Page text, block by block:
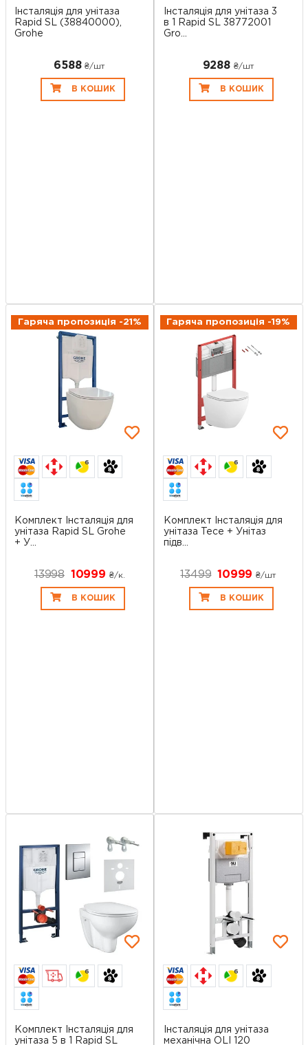
Інсталяція для унітаза
Rapid SL (38840000),
Grohe
6588 ₴/шт
В КОШИК
Інсталяція для унітаза 3
в 1 Rapid SL 38772001
Gro...
9288 ₴/шт
В КОШИК
Гаряча пропозиція -21%
6
Комплект Інсталяція для
унітаза Rapid SL Grohe
+ У...
13998 10999 ₴/к.
В КОШИК
Гаряча пропозиція -19%
6
Комплект Інсталяція для
унітаза Tece + Унітаз
підв...
13499 10999₴/шт
В КОШИК
6
Комплект Інсталяція для
унітаза 5 в 1 Rapid SL
6
Інсталяція для унітаза
механічна OLI 120